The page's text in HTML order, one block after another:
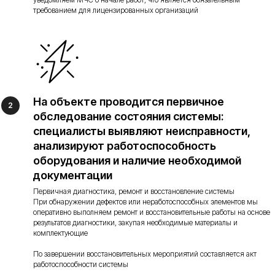
требованием для лицензированных организаций
На объекте проводится первичное
обследование состояния системы:
специалисты выявляют неисправности,
анализируют работоспособность
оборудования и наличие необходимой
документации
Первичная диагностика, ремонт и восстановление системы
При обнаружении дефектов или неработоспособных элементов мы
оперативно выполняем ремонт и восстановительные работы на основе
результатов диагностики, закупая необходимые материалы и
комплектующие
По завершении восстановительных мероприятий составляется акт
работоспособности системы